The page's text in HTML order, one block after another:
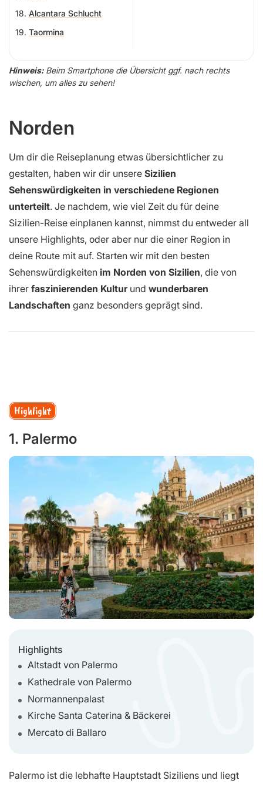
18. Alcantara Schlucht
19. Taormina
Hinweis:Beim Smartphone die Übersicht ggf. nach rechts
wischen, um alles zu sehen!
Norden
Um dir die Reiseplanung etwas übersichtlicher zu
gestalten, haben wir dir unsere Sizilien
Sehenswürdigkeiten in verschiedene Regionen
unterteilt. Je nachdem, wie viel Zeit du für deine
Sizilien-Reise einplanen kannst, nimmst du entweder all
unsere Highlights, oder aber nur die einer Region in
deine Route mit auf. Starten wir mit den besten
Sehenswürdigkeiten im Norden von Sizilien, die von
ihrer faszinierenden Kulturund wunderbaren
Landschaften ganz besonders geprägt sind.
Highlight
1. Palermo
Highlights
Altstadt von Palermo
Kathedrale von Palermo
Normannenpalast
Kirche Santa Caterina & Bäckerei
Mercato di Ballaro
Palermo ist die lebhafte Hauptstadt Siziliens und liegt